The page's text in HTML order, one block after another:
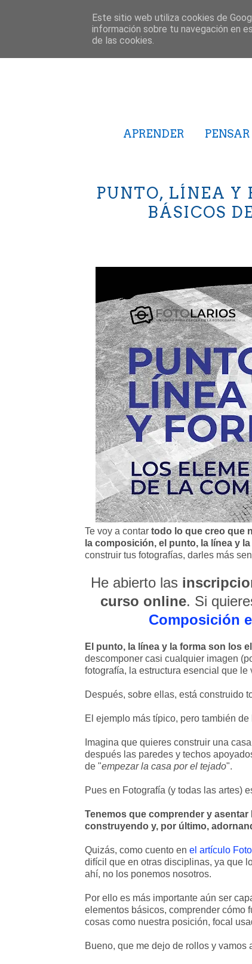
APRENDER PENSAR
PUNTO, LÍNEA Y
BÁSICOS
Te voy a contar todo lo que creo que
la composición, el punto, la línea y
construir tus fotografías, darles más
He abierto las
curso online. Si
Composición
El punto, la línea y la forma son los
descomponer casi cualquier imagen
fotografía, la estructura esencial que
Después, sobre ellas, está construido
El ejemplo más típico, pero también de
Imagina que quieres construir una
después las paredes y techos
de "empezar la casa por el tejado".
Pues en Fotografía (y todas las artes)
Tenemos que comprender y
construyendo y, por último,
Quizás, como cuento en el artículo
difícil que en otras disciplinas, ya que
ahí, no los ponemos nosotros.
Por ello es más importante aún ser
elementos básicos, comprender cómo
cosas como nuestra posición, focal
Bueno, que me dejo de rollos y vamos
Este sitio web utiliza cookies de
información sobre tu navegación en
de las cookies.